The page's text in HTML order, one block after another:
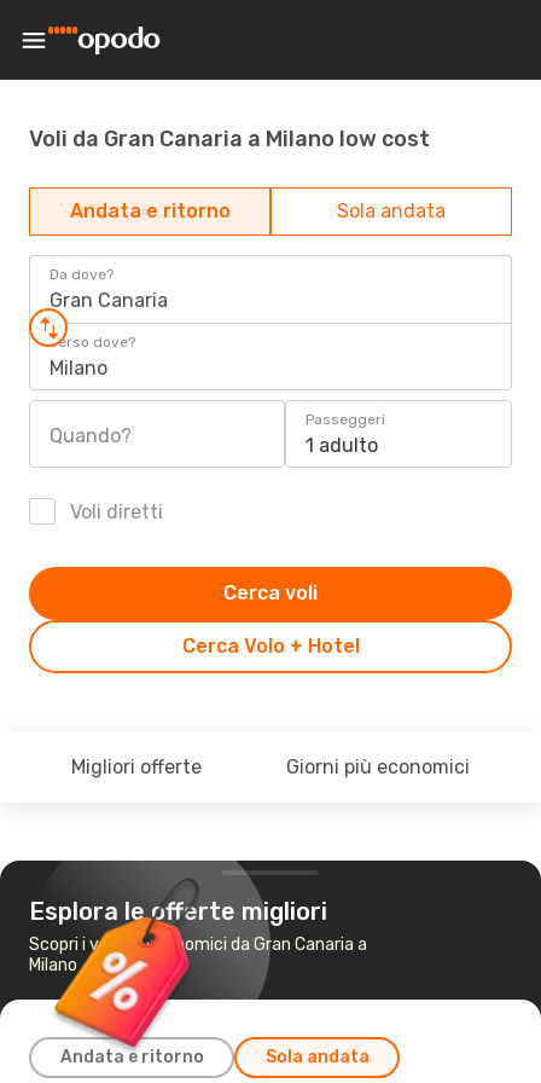
Voli da Gran Canaria a Milano low cost
Andata e ritorno Sola andata
Da dove?
Gran Canaria
Verso dove?
Milano
Quando?
Passeggeri
1 adulto
Voli diretti
Cerca Volo + Hotel
Cerca voli
Migliori offerte Giorni più economici
Esplora le offerte migliori
Scopri i voli più economici da Gran Canaria a
Milano
Andata e ritorno Sola andata